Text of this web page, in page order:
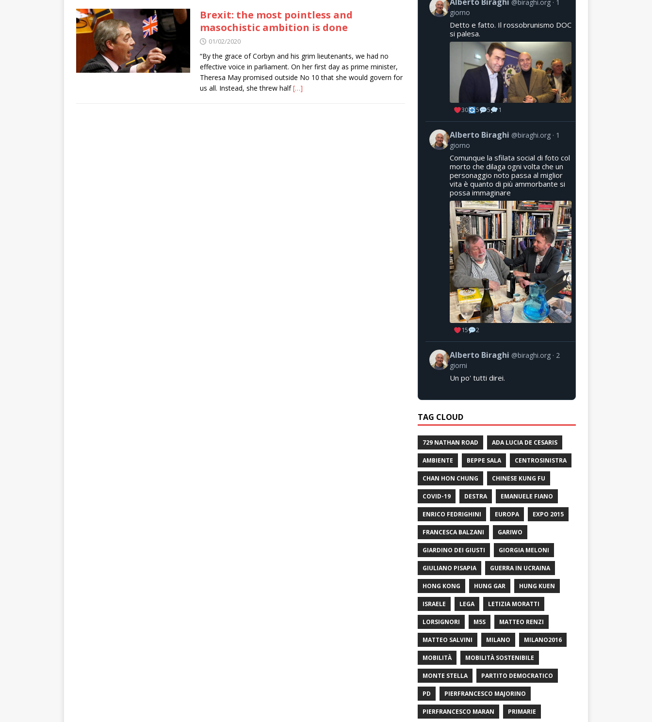
Brexit: the most pointless and
masochistic ambition is done
01/02/2020
“By the grace of Corbyn and his grim lieutenants, we had no
effective voice in parliament. On her first day as prime minister,
Theresa May promised outside No 10 that she would govern for
us all. Instead, she threw half[…]
@biraghi.org
1
giorno
Detto e fatto. Il rossobrunismo DOC
si palesa.
30 5 5 1
Alberto Biraghi @biraghi.org
1
giorno
Comunque la sfilata social di foto col
morto che dilaga ogni volta che un
personaggio noto passa al miglior
vita è quanto di più ammorbante si
possa immaginare
15 2
Alberto Biraghi @biraghi.org
2
giorni
Un po' tutti direi.
TAG CLOUD
729 NATHAN ROAD ADA LUCIA DE CESARIS
AMBIENTE BEPPE SALA CENTROSINISTRA
CHAN HON CHUNG CHINESE KUNG FU
COVID-19 DESTRA EMANUELE FIANO
ENRICO FEDRIGHINI EUROPA EXPO 2015
FRANCESCA BALZANI GARIWO
GIARDINO DEI GIUSTI GIORGIA MELONI
GIULIANO PISAPIA GUERRA IN UCRAINA
HONG KONG HUNG GAR HUNG KUEN
ISRAELE LEGA LETIZIA MORATTI
LORSIGNORI M5S MATTEO RENZI
MATTEO SALVINI MILANO MILANO2016
MOBILITÀ MOBILITÀ SOSTENIBILE
MONTE STELLA PARTITO DEMOCRATICO
PD PIERFRANCESCO MAJORINO
PIERFRANCESCO MARAN PRIMARIE